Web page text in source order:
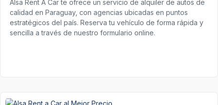
Alsa Rent A Car te ofrece un servicio de alquiler de autos de
calidad en Paraguay, con agencias ubicadas en puntos
estratégicos del país. Reserva tu vehículo de forma rápida y
sencilla a través de nuestro formulario online.